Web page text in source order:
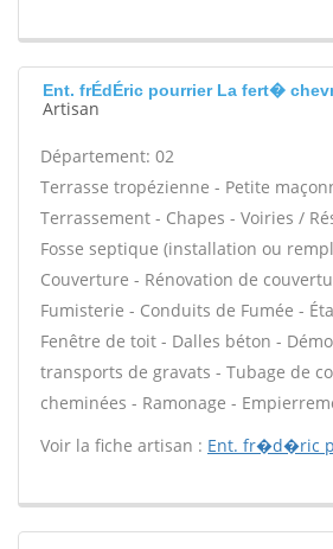
Ent. frÉdÉric pourrier La fert�
Artisan
Département: 02
Terrasse tropézienne - Petite
Terrassement - Chapes - Voiries /
Fosse septique (installation ou
Couverture - Rénovation de
Fumisterie - Conduits de Fumée -
Fenêtre de toit - Dalles béton -
transports de gravats - Tubage de
cheminées - Ramonage -
Voir la fiche artisan : Ent. fr�d�ric